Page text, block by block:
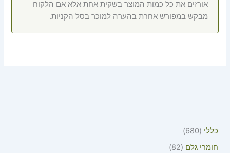
כללי
680
חומרי גלם
82
אורזים את כל כמות המוצר בשקית אחת אלא אם הלקוח
מבקש במפורש אחרת בהערה למוכר בסל הקניות.